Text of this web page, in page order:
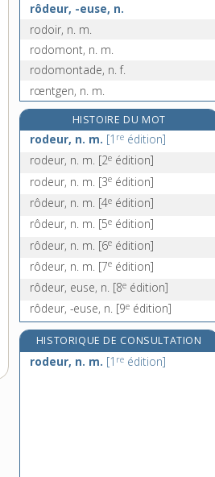
rôdeur, -euse, n.
rodoir, n. m.
rodomont, n. m.
rodomontade, n. f.
rœntgen, n. m.
rœntgénium, n. m.
rœsti, n. m. pl.
rogaton, n. m.
HISTOIRE DU MOT
rodeur, n. m. [1 re édition]
rodeur, n. m. [2e édition]
rodeur, n. m. [3e édition]
rôdeur, n. m. [4e édition]
rôdeur, n. m. [5e édition]
rôdeur, n. m. [6e édition]
rôdeur, n. m. [7e édition]
rôdeur, euse, n. [8e édition]
rôdeur, -euse, n. [9e édition]
HISTORIQUE DE CONSULTATION
rodeur, n. m. [1 re édition]